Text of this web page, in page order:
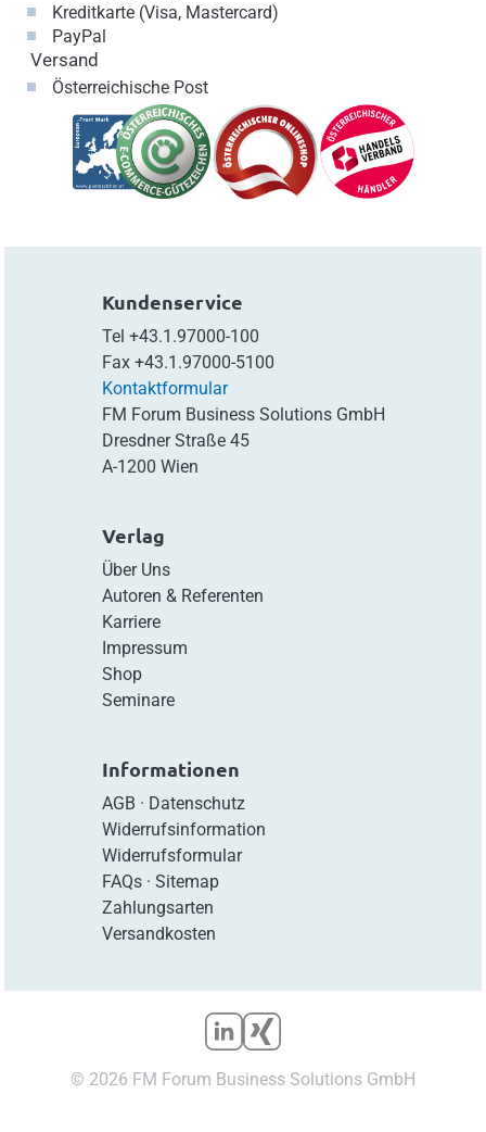
Kreditkarte (Visa, Mastercard)
PayPal
Versand
Österreichische Post
Kundenservice
Tel +43.1.97000-100
Fax +43.1.97000-5100
Kontaktformular
FM Forum Business Solutions GmbH
Dresdner Straße 45
A-1200 Wien
Verlag
Über Uns
Autoren & Referenten
Karriere
Impressum
Shop
Seminare
Informationen
AGB · Datenschutz
Widerrufsinformation
Widerrufsformular
FAQs· Sitemap
Zahlungsarten
Versandkosten
© 2026 FM Forum Business Solutions GmbH